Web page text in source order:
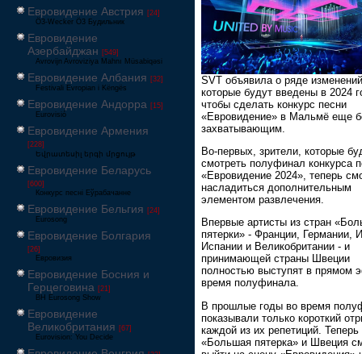
Евровидение Австрия [24]
Ö3-Wecker Ö3 Будильник
Евровидение
Азербайджан [549]
Avrovijn Avroviziya Mahnı Müsabiqəsi
Евровидение Албания [32]
Festivali Evropian i Këngës
Евровидение Андорра [15]
Eurovisió
Евровидение Армения
[228]
Եվրատեսիլ երգի մրցույթ
Евровидение Беларусь
[600]
Конкурс песні Еўрабачанне
Евровидение Бельгия [24]
Eurosong
Евровидение Болгария
[26]
Евровизия
Евровидение Босния и
Герцеговина [21]
BH Eurosong Show
Евровидение
Великобритания [67]
Eurovision: You Decide
SVT объявила о ряде
которые будут введены в 2024
чтобы сделать конкурс песни
«Евровидение» в Мальмё еще
захватывающим.
Во-первых, зрители, которые
смотреть полуфинал конкурса
«Евровидение 2024», теперь
насладиться дополнительным
элементом развлечения.
Впервые артисты из стран
пятерки» - Франции, Германии,
Испании и Великобритании - и
принимающей страны Швеции
полностью выступят в прямом
время полуфинала.
В прошлые годы во время
показывали только короткий
каждой из их репетиций. Теперь
«Большая пятерка» и Швеция